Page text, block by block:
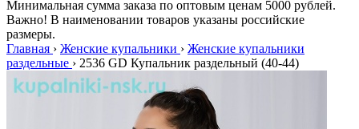
Минимальная сумма заказа по оптовым ценам 5000 рублей.
Важно! В наименовании товаров указаны российские
размеры.
Главная › Женские купальники › Женские купальники
раздельные › 2536 GD Купальник раздельный (40-44)